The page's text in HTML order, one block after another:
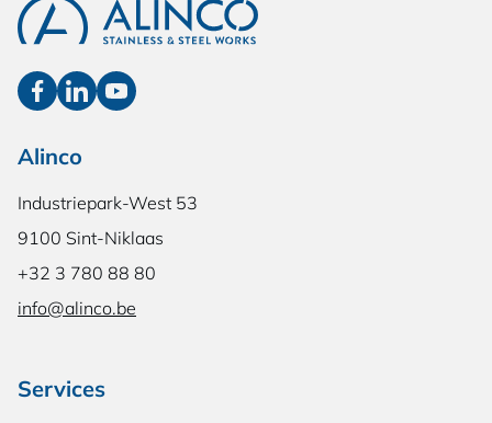
Alinco
Industriepark-West 53
9100 Sint-Niklaas
+32 3 780 88 80
info@alinco.be
Services